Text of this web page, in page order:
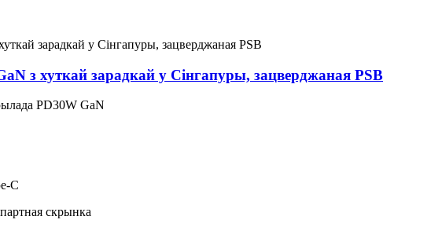
з хуткай зарадкай у Сінгапуры, зацверджаная PSB
PD30W GaN
C
скрынка